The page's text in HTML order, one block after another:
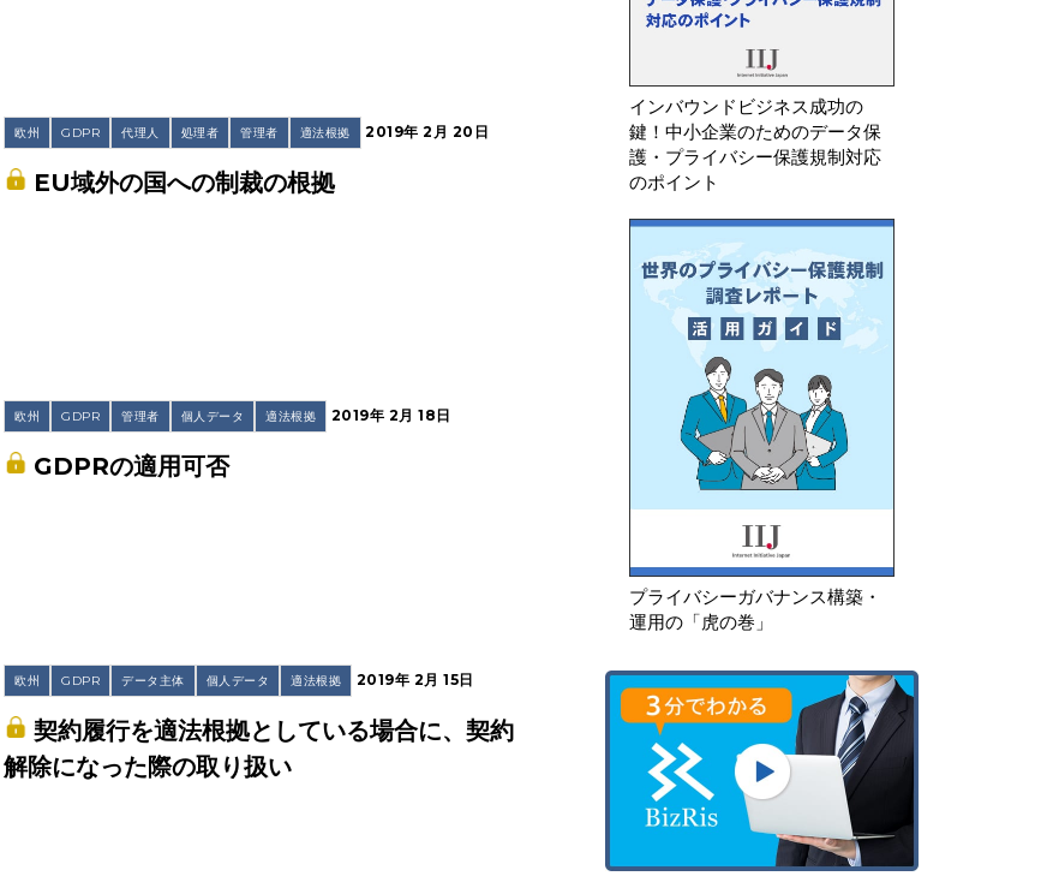
欧州 GDPR 代理人 処理者 管理者 適法根拠 2019年 2月 20日
EU域外の国への制裁の根拠
欧州 GDPR 管理者 個人データ 適法根拠 2019年 2月 18日
GDPRの適用可否
欧州 GDPR データ主体 個人データ 適法根拠 2019年 2月 15日
契約履行を適法根拠としている場合に、契約
解除になった際の取り扱い
インバウンドビジネス成功の
鍵！中小企業のためのデータ保
護・プライバシー保護規制対応
のポイント
プライバシーガバナンス構築・
運用の「虎の巻」